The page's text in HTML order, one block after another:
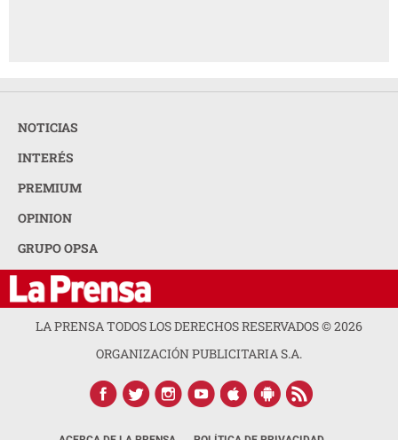
NOTICIAS
INTERÉS
PREMIUM
OPINION
GRUPO OPSA
LA PRENSA TODOS LOS DERECHOS RESERVADOS ©2026
ORGANIZACIÓN PUBLICITARIA S.A.